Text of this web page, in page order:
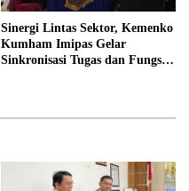
Sinergi Lintas Sektor, Kemenko
Kumham Imipas Gelar
Sinkronisasi Tugas dan Fungsi